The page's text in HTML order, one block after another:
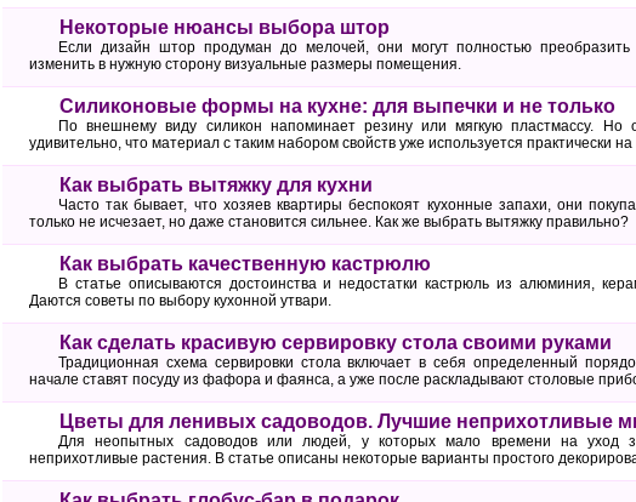
Некоторые нюансы выбора штор
Если дизайн штор продуман до мелочей, они могут полностью
изменить в нужную сторону визуальные размеры помещения.
Силиконовые формы на кухне: для выпечки и не только
По внешнему виду силикон напоминает резину или мягкую пластмассу. Но
удивительно, что материал с таким набором свойств уже используется практически на
Как выбрать вытяжку для кухни
Часто так бывает, что хозяев квартиры беспокоят кухонные запахи, они
только не исчезает, но даже становится сильнее. Как же выбрать вытяжку правильно?
Как выбрать качественную кастрюлю
В статье описываются достоинства и недостатки кастрюль из алюминия,
Даются советы по выбору кухонной утвари.
Как сделать красивую сервировку стола своими руками
Традиционная схема сервировки стола включает в себя определенный
начале ставят посуду из фафора и фаянса, а уже после раскладывают столовые
Цветы для ленивых садоводов. Лучшие неприхотливые
Для неопытных садоводов или людей, у которых мало времени на уход
неприхотливые растения. В статье описаны некоторые варианты простого